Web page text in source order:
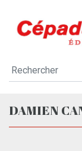
DAMIEN